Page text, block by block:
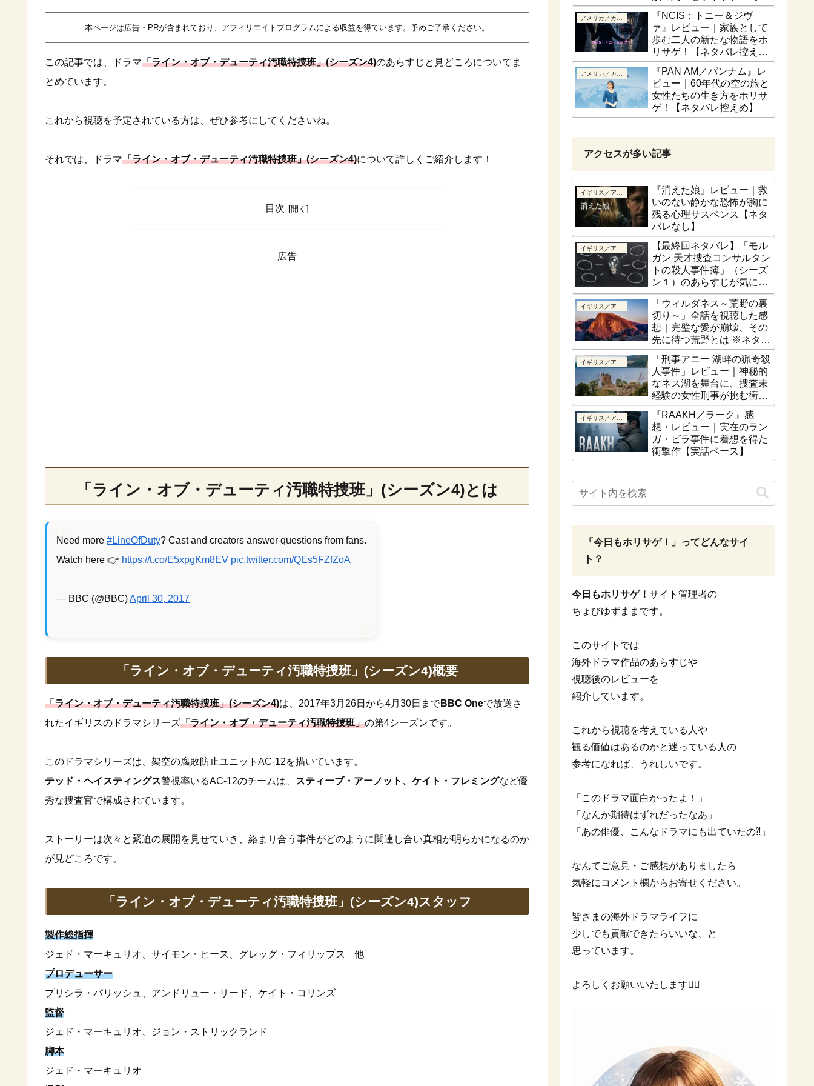
本ページは広告・PRが含まれており、アフィリエイトプログラムによる収益を得ています。予めご了承ください。
この記事では、ドラマ「ライン・オブ・デューティ汚職特捜班」(シーズン4)のあらすじと見どころについてま
とめています。
これから視聴を予定されている方は、ぜひ参考にしてくださいね。
それでは、ドラマ「ライン・オブ・デューティ汚職特捜班」(シーズン4)について詳しくご紹介します！
目次
広告
「ライン・オブ・デューティ汚職特捜班」(シーズン4)とは
Need more #LineOfDuty? Cast and creators answer questions from fans.
Watch here 👉 https://t.co/E5xpgKm8EV pic.twitter.com/QEs5FZfZoA
— BBC (@BBC)April 30, 2017
「ライン・オブ・デューティ汚職特捜班」(シーズン4)概要
「ライン・オブ・デューティ汚職特捜班」(シーズン4)は、2017年3月26日から4月30日までBBC Oneで放送さ
れたイギリスのドラマシリーズ「ライン・オブ・デューティ汚職特捜班」の第4シーズンです。
このドラマシリーズは、架空の腐敗防止ユニットAC-12を描いています。
テッド・ヘイスティングス警視率いるAC-12のチームは、 スティーブ・アーノット、ケイト・フレミングなど優
秀な捜査官で構成されています。
ストーリーは次々と緊迫の展開を見せていき、絡まり合う事件がどのように関連し合い真相が明らかになるのか
が見どころです。
「ライン・オブ・デューティ汚職特捜班」(シーズン4)スタッフ
製作総指揮
ジェド・マーキュリオ、サイモン・ヒース、グレッグ・フィリップス 他
プロデューサー
プリシラ・パリッシュ、アンドリュー・リード、ケイト・コリンズ
監督
ジェド・マーキュリオ、ジョン・ストリックランド
脚本
ジェド・マーキュリオ
話ベース】
『NCIS：トニー＆ジヴ
ァ』レビュー｜家族として
歩む二人の新たな物語をホ
リサゲ！【ネタバレ控え
め】
『PAN AM／パンナム』レ
ビュー｜60年代の空の旅と
女性たちの生き方をホリサ
ゲ！【ネタバレ控えめ】
アクセスが多い記事
『消えた娘』レビュー｜救
いのない静かな恐怖が胸に
残る心理サスペンス【ネタ
バレなし】
【最終回ネタバレ】「モル
ガン 天才捜査コンサルタン
トの殺人事件簿」（シーズ
ン１）のあらすじが気にな
る！最終話はどうなるの？
「ウィルダネス～荒野の裏
切り～」全話を視聴した感
想｜完璧な愛が崩壊、その
先に待つ荒野とは ※ネタバ
レなし
「刑事アニー 湖畔の猟奇殺
人事件」レビュー｜神秘的
なネス湖を舞台に、捜査未
経験の女性刑事が挑む衝撃
の猟奇殺人【ネタバレな
し】
『RAAKH／ラーク』感
想・レビュー｜実在のラン
ガ・ビラ事件に着想を得た
衝撃作【実話ベース】
「今日もホリサゲ！」ってどんなサイ
ト？
今日もホリサゲ！ サイト管理者の
ちょびゆずままです。
このサイトでは
海外ドラマ作品のあらすじや
視聴後のレビューを
紹介しています。
これから視聴を考えている人や
観る価値はあるのかと迷っている人の
参考になれば、うれしいです。
「このドラマ面白かったよ！」
「なんか期待はずれだったなあ」
「あの俳優、こんなドラマにも出ていたの⁈」
なんてご意見・ご感想がありましたら
気軽にコメント欄からお寄せください。
皆さまの海外ドラマライフに
少しでも貢献できたらいいな、と
思っています。
よろしくお願いいたします🙇‍♀️